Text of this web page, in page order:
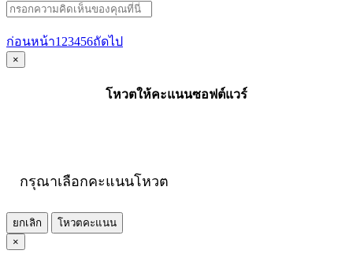
ก่อนหน้า1 23456ถัดไป
×
โหวตให้คะแนนซอฟต์แวร์
กรุณาเลือกคะแนนโหวต
ยกเลิก
โหวตคะแนน
×